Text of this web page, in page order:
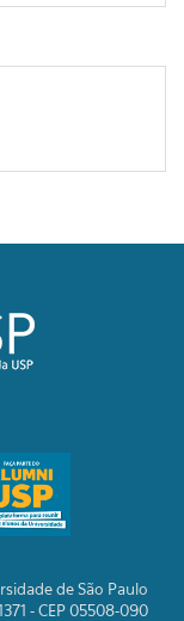
de São Paulo
- CEP 05508-090